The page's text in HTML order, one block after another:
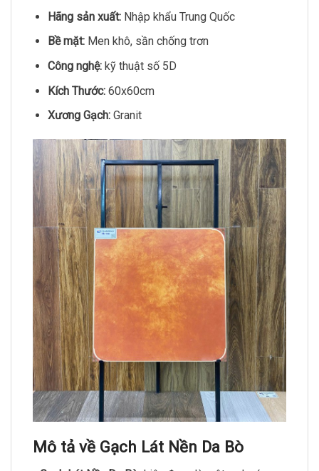
Hãng sản xuất:Nhập khẩu Trung Quốc
Bề mặt:Men khô, sần chống trơn
Công nghệ:kỹ thuật số 5D
Kích Thước: 60x60cm
Xương Gạch:Granit
Mô tả về Gạch Lát Nền Da Bò